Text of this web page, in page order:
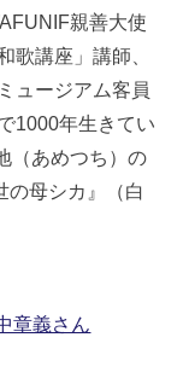
親善大使
歌講座」講師、
ュージアム客員
1000年生きてい
（あめつち）の
の母シカ』（白
章義さん